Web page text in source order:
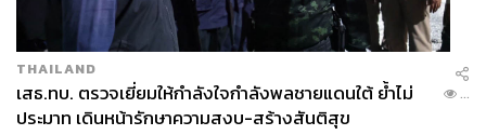
THAILAND
เสธ.ทบ. ตรวจเยี่ยมให้กำลังใจกำลังพลชายแดนใต้ ย้ำไม่
ประมาท เดินหน้ารักษาความสงบ-สร้างสันติสุข
...